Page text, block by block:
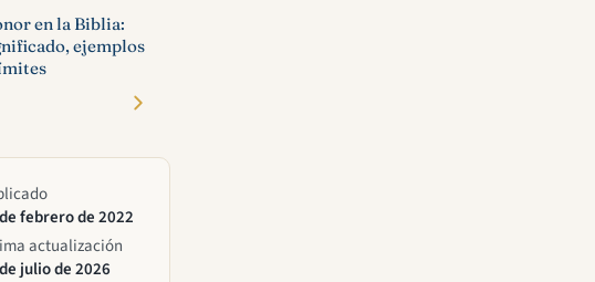
en la Biblia:
ejemplos
febrero de 2022
actualización
julio de 2026